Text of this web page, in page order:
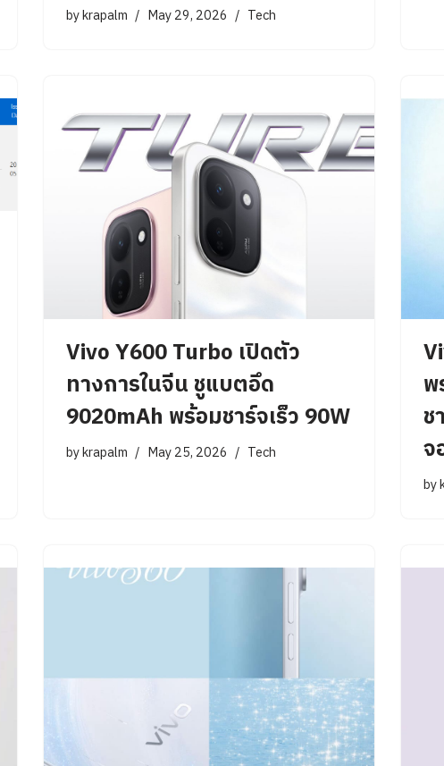
bykrapalm May 29, 2026 Tech
Vivo Y600 Turbo เปิดตัว
ทางการในจีน ชูแบตอึด
9020mAh พร้อมชาร์จเร็ว 90W
bykrapalm May 25, 2026 Tech
พ
ช
จ
by